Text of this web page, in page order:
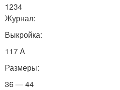
1234
Журнал:
Выкройка:
117 A
Размеры:
36 — 44